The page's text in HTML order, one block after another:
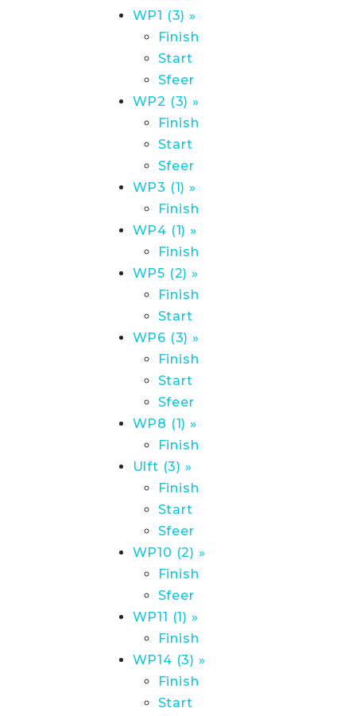
WP1 (3) »
Finish
Start
Sfeer
WP2 (3) »
Finish
Start
Sfeer
WP3 (1) »
Finish
WP4 (1) »
Finish
WP5 (2) »
Finish
Start
WP6 (3) »
Finish
Start
Sfeer
WP8 (1) »
Finish
Ulft (3) »
Finish
Start
Sfeer
WP10 (2) »
Finish
Sfeer
WP11 (1) »
Finish
WP14 (3) »
Finish
Start